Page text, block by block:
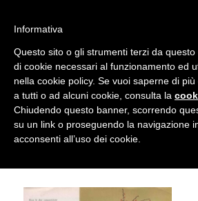
Camilla Malvasia Articolo
Italiana,
accetta l'uso dei cookies previsto nella
Fai clic per abilitare/
Google Analytics.
OK Privacy e
Informativa
Questo sito o gli strumenti terzi da
di cookie necessari al funzionamento ed
nella cookie policy. Se vuoi saperne di
a tutti o ad alcuni cookie, consulta la
Chiudendo questo banner, scorrendo
su un link o proseguendo la navigazione
acconsenti all’uso dei cookie.